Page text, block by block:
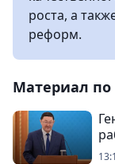
роста, а
реформ.
Материал по